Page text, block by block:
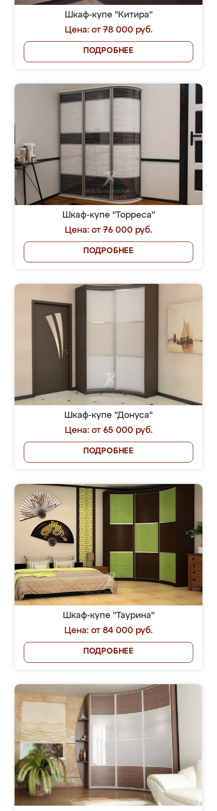
Шкаф-купе "Китира"
Цена: от 78 000 руб.
ПОДРОБНЕЕ
Шкаф-купе "Торреса"
Цена: от 76 000 руб.
ПОДРОБНЕЕ
Шкаф-купе "Донуса"
Цена: от 65 000 руб.
ПОДРОБНЕЕ
Шкаф-купе "Таурина"
Цена: от 84 000 руб.
ПОДРОБНЕЕ